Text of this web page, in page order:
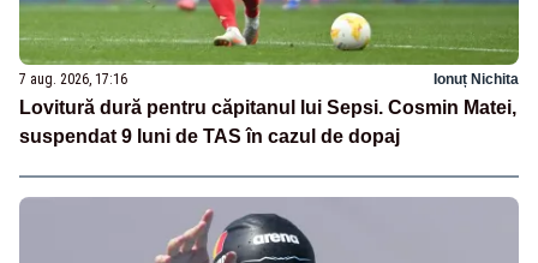
7 aug. 2026, 17:16 Ionuț Nichita
Lovitură dură pentru căpitanul lui Sepsi. Cosmin Matei,
suspendat 9 luni de TAS în cazul de dopaj